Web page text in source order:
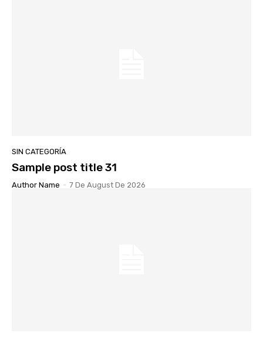
SIN CATEGORÍA
Sample post title 31
Author Name - 7 De August De 2026